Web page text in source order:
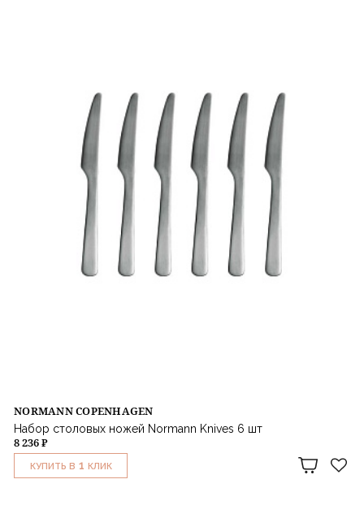
NORMANN COPENHAGEN
Набор столовых ножей Normann Knives 6 шт
8 236 ₽
КУПИТЬ В 1 КЛИК